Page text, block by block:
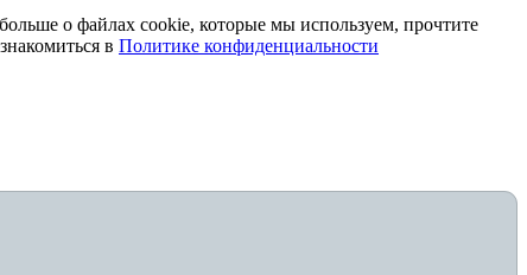
о файлах cookie, которые мы используем, прочтите
в Политике конфиденциальности